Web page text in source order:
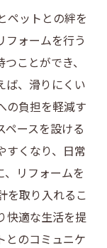
ペットとの絆を
フォームを行う
ことができ、
ば、滑りにくい
の負担を軽減す
ペースを設ける
すくなり、日常
、リフォームを
を取り入れるこ
快適な生活を提
とのコミュニケ